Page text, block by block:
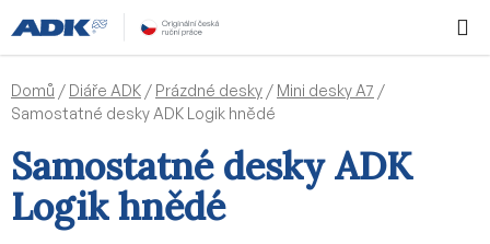
na
obsah
KOŠÍK
Domů / Diáře ADK / Prázdné desky / Mini desky A7 /
Samostatné desky ADK Logik hnědé
Samostatné desky ADK
Logik hnědé